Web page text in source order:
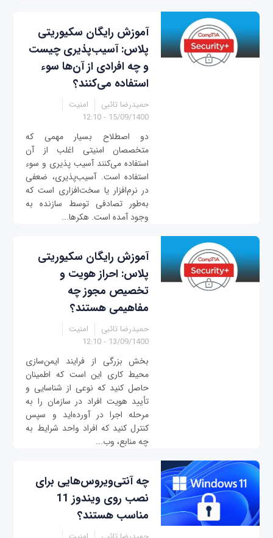
آموزش رایگان سکیوریتی
پلاس: آسیب‌پذیری چیست
و چه افرادی از آن‌ها سوء
استفاده می‌کنند؟
حمیدرضا تائبی
امنیت
15/09/1400 - 12:10
دو اصطلاح بسیار مهمی که
متخصصان امنیتی اغلب از آن
استفاده می‌کنند آسیب پذیری و سوء
استفاده است. آسیب‌پذیری، ضعفی
در نرم‌افزار یا سخت‌افزاری است که
به‌طور تصادفی توسط سازنده به
وجود آمده است. هکرها...
آموزش رایگان سکیوریتی
پلاس: احراز هویت و
تخصیص مجوز چه
مفاهیمی هستند؟
حمیدرضا تائبی
امنیت
13/09/1400 - 12:10
بخش بزرگی از فرایند ایمن‌سازی
محیط کاری این است که اطمینان
حاصل کنید که نوعی از شناسایی و
تأیید هویت افراد در سازمان را به
مرحله اجرا در آورده‌اید و سپس
کنترل کنید که افراد واحد شرایط به
چه منابع، وب...
چه آنتی‌ویروس‌هایی برای
نصب روی ویندوز 11
مناسب هستند؟